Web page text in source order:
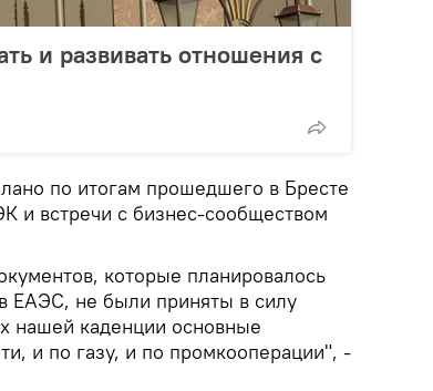
и развивать отношения с
по итогам прошедшего в Бресте
и встречи с бизнес-сообществом
которые планировалось
ЕАЭС, не были приняты в силу
нашей каденции основные
и по газу, и по промкооперации", -